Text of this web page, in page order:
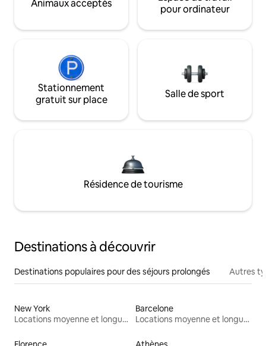
Animaux acceptés
pour ordinateur
Stationnement
gratuit sur place
Salle de sport
Résidence de tourisme
Destinations à découvrir
Destinations populaires pour des séjours prolongés Autres
New York
Locations moyenne et longue durée
Barcelone
Locations moyenne et longue durée